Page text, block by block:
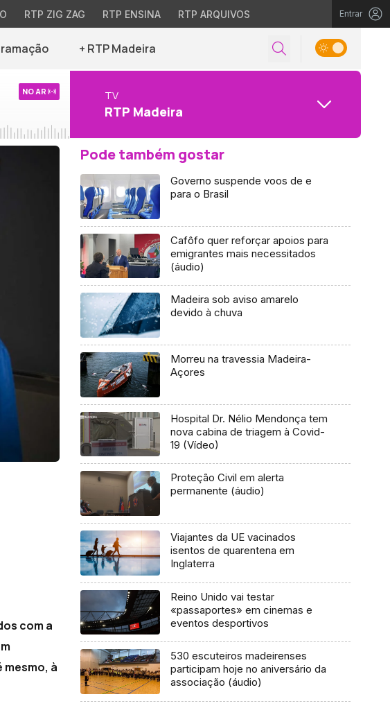
RTP ZIG ZAG RTP ENSINA RTP ARQUIVOS Entrar
+ RTP Madeira
NO AR TV
RTP Madeira
com a
à
Pode também gostar
Governo suspende voos de e
para o Brasil
Cafôfo quer reforçar apoios para
emigrantes mais necessitados
(áudio)
Madeira sob aviso amarelo
devido à chuva
Morreu na travessia Madeira-
Açores
Hospital Dr. Nélio Mendonça tem
nova cabina de triagem à Covid-
19 (Vídeo)
Proteção Civil em alerta
permanente (áudio)
Viajantes da UE vacinados
isentos de quarentena em
Inglaterra
Reino Unido vai testar
«passaportes» em cinemas e
eventos desportivos
530 escuteiros madeirenses
participam hoje no aniversário da
associação (áudio)